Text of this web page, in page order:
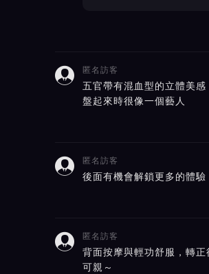
 匿名訪客
五官帶有混血型的立體美
盤起來時很像一個藝人
 匿名訪客
後面有機會解鎖更多的體驗
 匿名訪客
背面按摩與輕功舒服，轉
可親～